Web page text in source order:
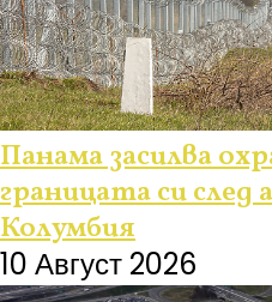
Панама засилва
границата си
Колумбия
10 Август 2026